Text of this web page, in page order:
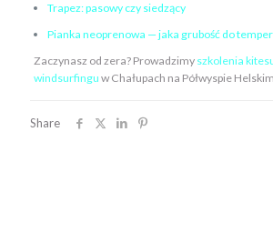
Trapez: pasowy czy siedzący
Pianka neoprenowa — jaka grubość do
Zaczynasz od zera? Prowadzimy szkolenia
windsurfingu w Chałupach na Półwyspie
Share